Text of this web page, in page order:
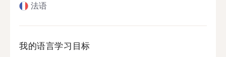
法语
我的语言学习目标